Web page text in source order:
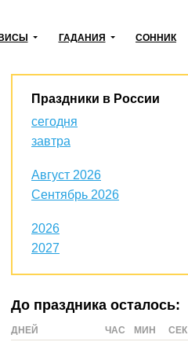
ГАДАНИЯ СОННИК
Праздники в России
сегодня
завтра
Август 2026
Сентябрь 2026
2026
2027
До праздника осталось:
ДНЕЙ ЧАС МИН СЕК